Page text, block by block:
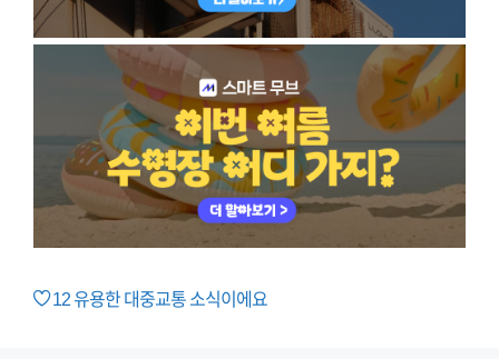
12유용한 대중교통 소식이에요